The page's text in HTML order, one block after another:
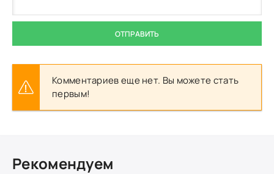
ОТПРАВИТЬ
Комментариев еще нет. Вы можете стать
первым!
Рекомендуем